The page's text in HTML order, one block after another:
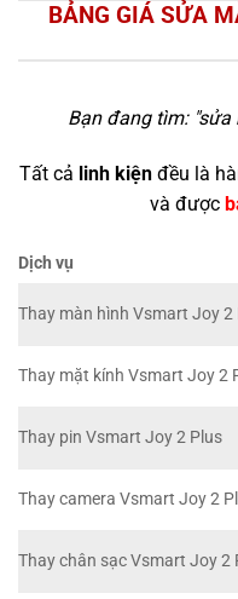
BẢNG GIÁ SỬA
Bạn đang tìm: "sửa
Tất cả linh kiện đều là
và được
Dịch vụ
Thay màn hình Vsmart Joy 2
Thay mặt kính Vsmart Joy 2
Thay pin Vsmart Joy 2 Plus
Thay camera Vsmart Joy 2
Thay chân sạc Vsmart Joy 2